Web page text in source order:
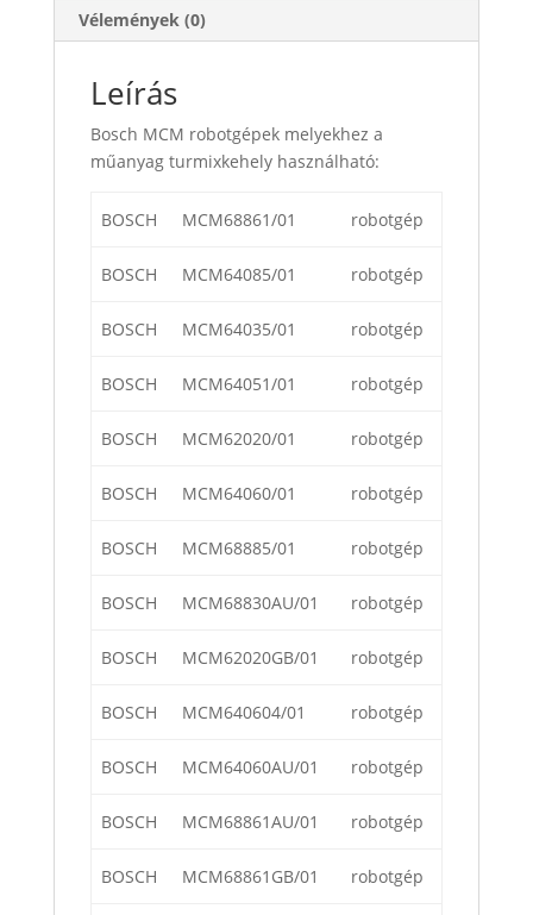
Vélemények (0)
Leírás
Bosch MCM robotgépek melyekhez a
műanyag turmixkehely használható:
BOSCH MCM68861/01 robotgép
BOSCH MCM64085/01 robotgép
BOSCH MCM64035/01 robotgép
BOSCH MCM64051/01 robotgép
BOSCH MCM62020/01 robotgép
BOSCH MCM64060/01 robotgép
BOSCH MCM68885/01 robotgép
BOSCH MCM68830AU/01 robotgép
BOSCH MCM62020GB/01 robotgép
BOSCH MCM640604/01 robotgép
BOSCH MCM64060AU/01 robotgép
BOSCH MCM68861AU/01 robotgép
BOSCH MCM68861GB/01 robotgép